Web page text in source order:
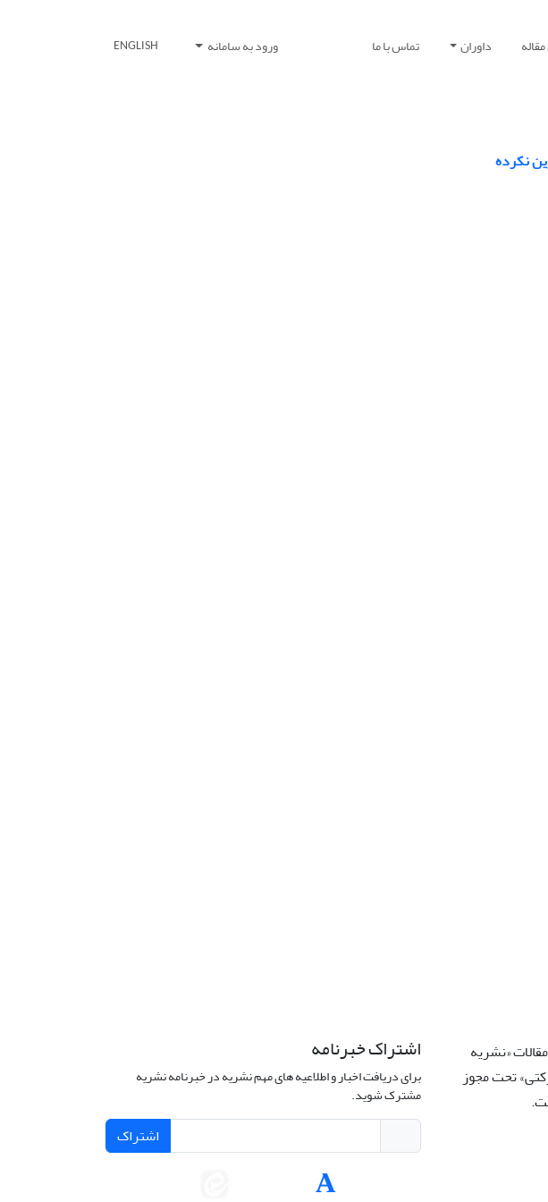
داوران تماس با ما ورود به سامانه ENGLISH
نکرده
«نشریه
تحت مجوز
اشتراک خبرنامه
برای دریافت اخبار و اطلاعیه های مهم نشریه در خبرنامه نشریه
مشترک شوید.
اشتراک